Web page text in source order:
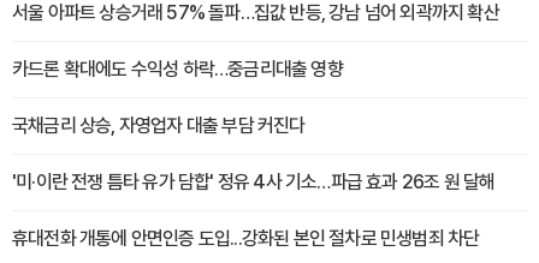
서울 아파트 상승거래 57% 돌파…집값 반등, 강남 넘어 외곽까지 확산
카드론 확대에도 수익성 하락…중금리대출 영향
국채금리 상승, 자영업자 대출 부담 커진다
'미·이란 전쟁 틈타 유가 담합' 정유 4사 기소…파급 효과 26조 원 달해
휴대전화 개통에 안면인증 도입...강화된 본인 절차로 민생범죄 차단